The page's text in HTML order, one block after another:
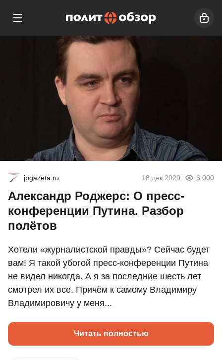
jpgazeta.ru 18 дек 2020 6 000
Александр Роджерс: О пресс-
конференции Путина. Разбор
полётов
Хотели «журналистской правды»? Сейчас будет
вам! Я такой убогой пресс-конференции Путина
не видел никогда. А я за последние шесть лет
смотрел их все. Причём к самому Владимиру
Владимировичу у меня...
Читать полностью